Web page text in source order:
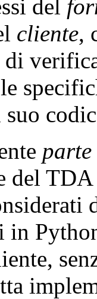
del
cliente,
suo
parte
del TDA